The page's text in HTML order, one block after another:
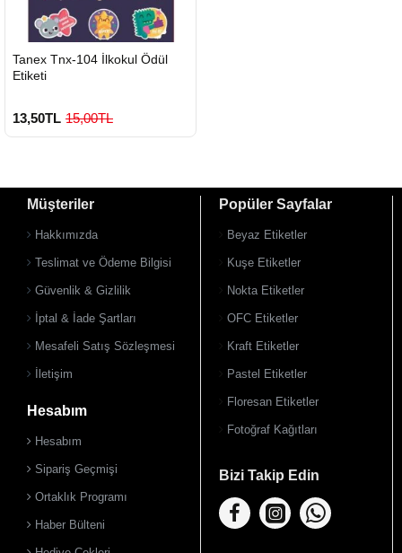
GÖNDERİ
Tanex Tnx-104 İlkokul Ödül
Etiketi
13,50TL 15,00TL
Müşteriler
Hakkımızda
Teslimat ve Ödeme Bilgisi
Güvenlik & Gizlilik
İptal & İade Şartları
Mesafeli Satış Sözleşmesi
İletişim
Hesabım
Hesabım
Sipariş Geçmişi
Ortaklık Programı
Haber Bülteni
Popüler Sayfalar
Beyaz Etiketler
Kuşe Etiketler
Nokta Etiketler
OFC Etiketler
Kraft Etiketler
Pastel Etiketler
Floresan Etiketler
Fotoğraf Kağıtları
Bizi Takip Edin